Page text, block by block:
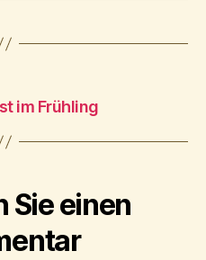
im Frühling
Sie einen